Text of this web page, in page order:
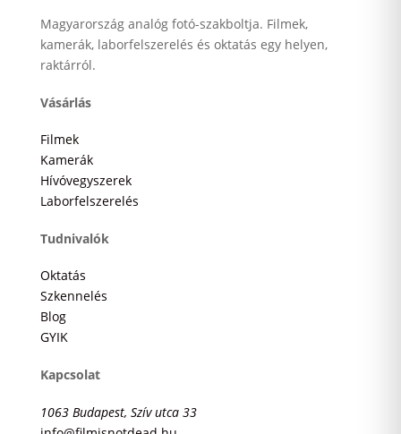
Magyarország analóg fotó-szakboltja. Filmek,
kamerák, laborfelszerelés és oktatás egy helyen,
raktárról.
Vásárlás
Filmek
Kamerák
Hívóvegyszerek
Laborfelszerelés
Tudnivalók
Oktatás
Szkennelés
Blog
GYIK
Kapcsolat
1063 Budapest, Szív utca 33